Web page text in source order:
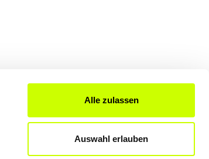
Alle zulassen
Auswahl erlauben
FÜR UNTERNEHMER